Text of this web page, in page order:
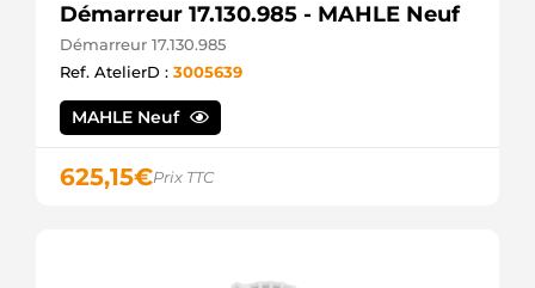
Démarreur 17.130.985 - MAHLE Neuf
Démarreur 17.130.985
Ref. AtelierD : 3005639
MAHLE Neuf
625,15€Prix TTC